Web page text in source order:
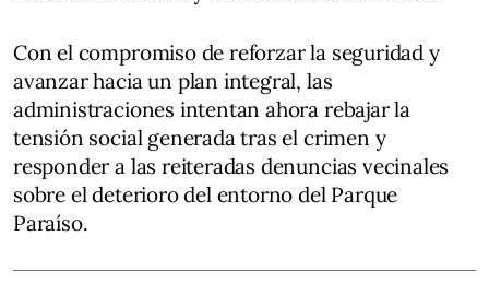
Con el compromiso de reforzar la seguridad y
avanzar hacia un plan integral, las
administraciones intentan ahora rebajar la
tensión social generada tras el crimen y
responder a las reiteradas denuncias vecinales
sobre el deterioro del entorno del Parque
Paraíso.